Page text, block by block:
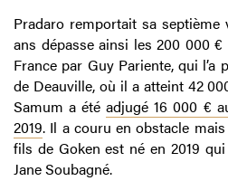
Pradaro remportait sa
ans dépasse ainsi les 200 000
France par Guy Pariente, qui
de Deauville, où il a atteint 42
Samum a étéadjugé 16 000 €
2019. Il a couru en obstacle mais
fils de Goken est né en 2019
Jane Soubagné.